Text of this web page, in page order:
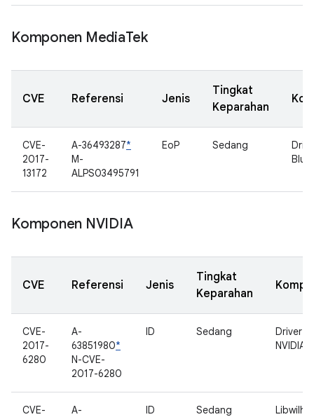
Komponen MediaTek
CVE Referensi Jenis
Tingkat
Keparahan
CVE-
2017-
13172
A-36493287*
M-
ALPS03495791
EoP Sedang
Komponen NVIDIA
CVE Referensi Jenis
Tingkat
Keparahan
CVE-
2017-
6280
A-
63851980*
N-CVE-
2017-6280
ID Sedang
Driver
NVIDIA
CVE-
A-
ID Sedang